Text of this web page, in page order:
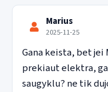
Marius
2025-11-25
Gana keista, bet
prekiaut elektra,
saugyklu? ne tik